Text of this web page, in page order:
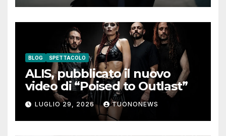
BLOG SPETTACOLO
ALIS, pubblicato il nuovo
video di “Poised to Outlast”
LUGLIO 29, 2026 TUONONEWS